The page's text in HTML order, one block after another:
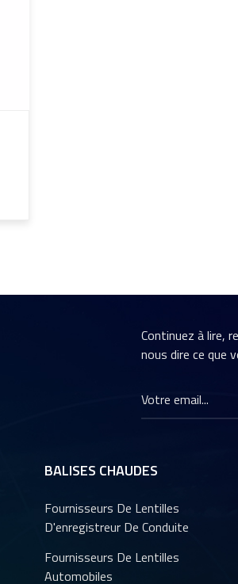
Continuez à lire,
nous dire ce que
BALISES CHAUDES
Fournisseurs De Lentilles
D'enregistreur De Conduite
Fournisseurs De Lentilles
Automobiles